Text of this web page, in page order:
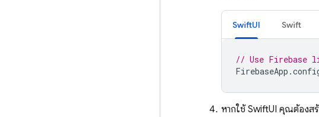
SwiftUI Swift
// Use Firebase
FirebaseApp .
หากใช้ SwiftUI คุณต้องส